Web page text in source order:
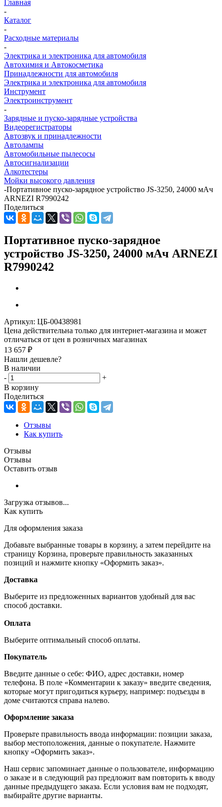
Главная
-
Каталог
-
Расходные материалы
-
Электрика и электроника для автомобиля
Автохимия и Автокосметика
Принадлежности для автомобиля
Электрика и электроника для автомобиля
Инструмент
Электроинструмент
-
Зарядные и пуско-зарядные устройства
Видеорегистраторы
Автозвук и принадлежности
Автолампы
Автомобильные пылесосы
Автосигнализации
Алкотестеры
Мойки высокого давления
-Портативное пуско-зарядное устройство JS-3250, 24000 мАч
ARNEZI R7990242
Поделиться
Портативное пуско-зарядное
устройство JS-3250, 24000 мАч ARNEZI
R7990242
Артикул: ЦБ-00438981
Цена действительна только для интернет-магазина и может
отличаться от цен в розничных магазинах
13 657 ₽
Нашли дешевле?
В наличии
-
+
В корзину
Поделиться
Отзывы
Как купить
Отзывы
Отзывы
Оставить отзыв
Загрузка отзывов...
Как купить
Для оформления заказа
Добавьте выбранные товары в корзину, а затем перейдите на
страницу Корзина, проверьте правильность заказанных
позиций и нажмите кнопку «Оформить заказ».
Доставка
Выберите из предложенных вариантов удобный для вас
способ доставки.
Оплата
Выберите оптимальный способ оплаты.
Покупатель
Введите данные о себе: ФИО, адрес доставки, номер
телефона. В поле «Комментарии к заказу» введите сведения,
которые могут пригодиться курьеру, например: подъезды в
доме считаются справа налево.
Оформление заказа
Проверьте правильность ввода информации: позиции заказа,
выбор местоположения, данные о покупателе. Нажмите
кнопку «Оформить заказ».
Наш сервис запоминает данные о пользователе, информацию
о заказе и в следующий раз предложит вам повторить к вводу
данные предыдущего заказа. Если условия вам не подходят,
выбирайте другие варианты.